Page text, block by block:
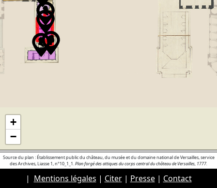
+
−
Source du plan : Établissement public du château, du musée et du domaine national de Versailles, service
des Archives, Liasse 1, n°10_1_1.Plan forgé des attiques du corps central du château de Versailles, 1777.
| Mentions légales | Citer| Presse| Contact